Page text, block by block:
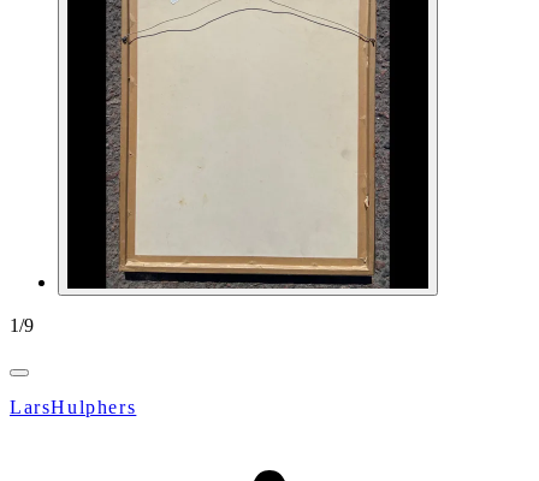
1/9
LarsHulphers